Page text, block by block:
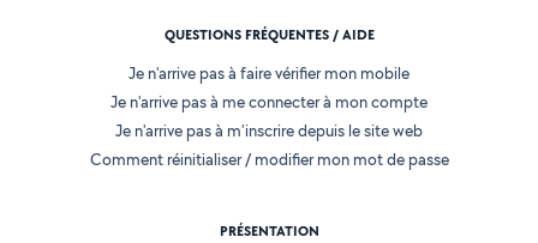
QUESTIONS FRÉQUENTES / AIDE
Je n'arrive pas à faire vérifier mon mobile
Je n'arrive pas à me connecter à mon compte
Je n'arrive pas à m'inscrire depuis le site web
Comment réinitialiser / modifier mon mot de passe
PRÉSENTATION